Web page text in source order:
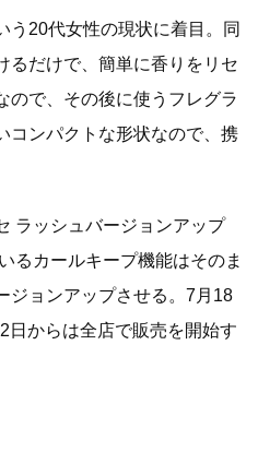
う20代女性の現状に着目。同
るだけで、簡単に香りをリセ
ので、その後に使うフレグラ
コンパクトな形状なので、携
ラッシュバージョンアップ
るカールキープ機能はそのま
ジョンアップさせる。7月18
日からは全店で販売を開始す